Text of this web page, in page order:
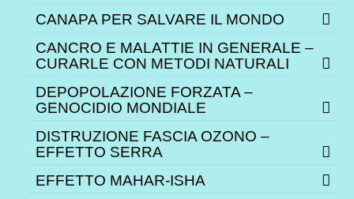
CANAPA PER SALVARE IL MONDO
CANCRO E MALATTIE IN GENERALE –
CURARLE CON METODI NATURALI
DEPOPOLAZIONE FORZATA –
GENOCIDIO MONDIALE
DISTRUZIONE FASCIA OZONO –
EFFETTO SERRA
EFFETTO MAHAR-ISHA